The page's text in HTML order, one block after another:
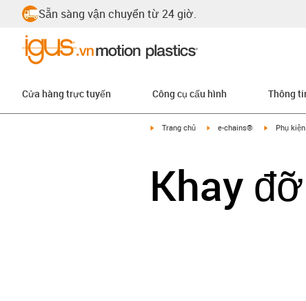
Sẵn sàng vận chuyển từ 24 giờ.
Cửa hàng trực tuyến Công cụ cấu hình Thông
igus-icon-arrow-right
Trang chủ igus-icon-arrow-right
e-chains® igus-icon-
Phụ
Khay đỡ